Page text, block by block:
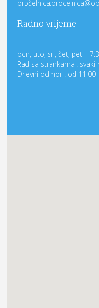
Radno vrijeme
pon, uto, sri, čet, pet –
Rad sa strankama :
Dnevni odmor : od 11,00